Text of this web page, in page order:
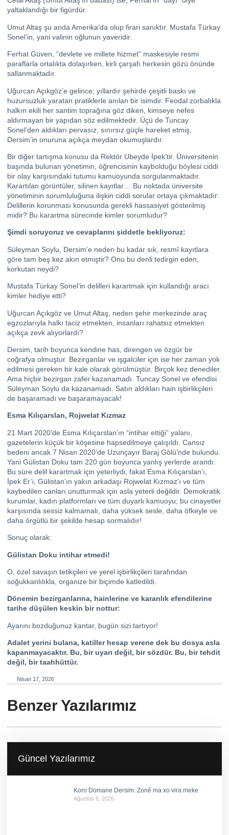
yaltaklandığı bir figürdür.
Umut Altaş şu anda Amerika’da olup firari sanıktır. Mustafa Türkay
Sonel’in, yani valinin oğlunun yaveridir.
Ferhat Güven, “devlete ve millete hizmet” maskesiyle resmi
paraflarla ortalıkta dolaşırken, kirli çarşafı herkesin gözü önünde
sallanmaktadır.
Uğurcan Açıkgöz’e gelince; yıllardır şehirde çeşitli baskı ve
huzursuzluk yaratan pratiklerle anılan bir isimdir. Feodal zorbalıkla
halkın ekili her santim toprağına göz diken, kimseye nefes
aldırmayan bir yapıdan söz edilmektedir. Üçü de Tuncay
Sonel’den aldıkları pervasız, sınırsız güçle hareket etmiş,
Dersim’in onuruna açıkça meydan okumuşlardır.
Bir diğer tartışma konusu da Rektör Ubeyde İpek’tir. Üniversitenin
başında bulunan yönetimin, öğrencisinin kaybolduğu böylesi ciddi
bir olay karşısındaki tutumu kamuoyunda sorgulanmaktadır.
Karartılan görüntüler, silinen kayıtlar… Bu noktada üniversite
yönetiminin sorumluluğuna ilişkin ciddi sorular ortaya çıkmaktadır:
Delillerin korunması konusunda gerekli hassasiyet gösterilmiş
midir? Bu karartma sürecinde kimler sorumludur?
Şimdi soruyoruz ve cevaplarını şiddetle bekliyoruz:
Süleyman Soylu, Dersim’e neden bu kadar sık, resmî kayıtlara
göre tam beş kez akın etmiştir? Onu bu denli tedirgin eden,
korkutan neydi?
Mustafa Türkay Sonel’in delilleri karartmak için kullandığı aracı
kimler hediye etti?
Uğurcan Açıkgöz ve Umut Altaş, neden şehir merkezinde araç
egzozlarıyla halkı taciz etmekten, insanları rahatsız etmekten
açıkça zevk alıyorlardı?
Dersim, tarih boyunca kendine has, direngen ve özgür bir
coğrafya olmuştur. Bezirganlar ve işgalciler için ise her zaman yok
edilmesi gereken bir kale olarak görülmüştür. Birçok kez denediler.
Ama hiçbir bezirgan zafer kazanamadı. Tuncay Sonel ve efendisi
Süleyman Soylu da kazanamadı. Satın aldıkları hain işbirlikçileri
de başaramadı ve başaramayacak!
Esma Kılıçarslan, Rojwelat Kızmaz
21 Mart 2020’de Esma Kılıçarslan’ın “intihar ettiği” yalanı,
gazetelerin küçük bir köşesine hapsedilmeye çalışıldı. Cansız
bedeni ancak 7 Nisan 2020’de Uzunçayır Baraj Gölü’nde bulundu.
Yani Gülistan Doku tam 220 gün boyunca yanlış yerlerde arandı.
Bu süre delil karartmak için yeterliydi; fakat Esma Kılıçarslan’ı,
İpek Er’i, Gülistan’ın yakın arkadaşı Rojwelat Kızmaz’ı ve tüm
kaybedilen canları unutturmak için asla yeterli değildir. Demokratik
kurumlar, kadın platformları ve tüm duyarlı kamuoyu; bu cinayetler
karşısında sessiz kalmamalı, daha yüksek sesle, daha öfkeyle ve
daha örgütlü bir şekilde hesap sormalıdır!
Sonuç olarak:
Gülistan Doku intihar etmedi!
O, özel savaşın tetikçileri ve yerel işbirlikçileri tarafından
soğukkanlılıkla, organize bir biçimde katledildi.
Dönemin bezirganlarına, hainlerine ve karanlık efendilerine
tarihe düşülen keskin bir nottur:
Ayarını bozduğunuz kantar, bugün sizi tartıyor!
Adalet yerini bulana, katiller hesap verene dek bu dosya asla
kapanmayacaktır. Bu, bir uyarı değil, bir sözdür. Bu, bir tehdit
değil, bir taahhüttür.
Nisan 17, 2026
Benzer Yazılarımız
Güncel Yazılarımız
Koro Domane Dersim: Zonê ma xo vira meke
Ağustos 5, 2026